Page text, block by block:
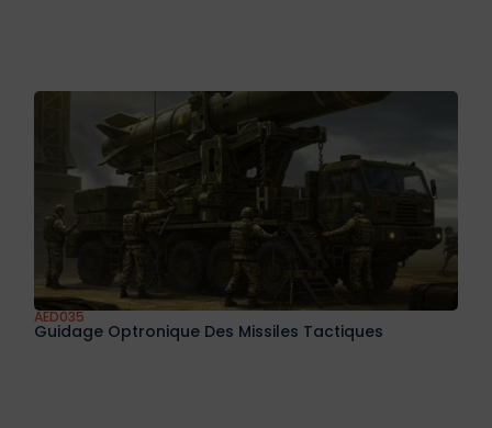
AED035
Guidage Optronique Des Missiles Tactiques